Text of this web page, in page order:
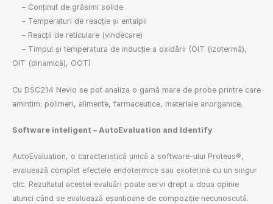
– Conținut de grăsimi solide
– Temperaturi de reacție și entalpii
– Reacții de reticulare (vindecare)
– Timpul și temperatura de inducție a oxidării (OIT (izotermă),
OIT (dinamică), OOT)
Cu DSC214 Nevio se pot analiza o gamă mare de probe printre care
amintim: polimeri, alimente, farmaceutice, materiale anorganice.
Software inteligent – AutoEvaluation and Identify
AutoEvaluation, o caracteristică unică a software-ului Proteus®,
evaluează complet efectele endotermice sau exoterme cu un singur
clic. Rezultatul acestei evaluări poate servi drept a doua opinie
atunci când se evaluează eșantioane de compoziție necunoscută.